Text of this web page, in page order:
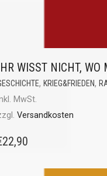
WISST NICHT, WO
, KRIEG&FRIEDEN,
MwSt.
Versandkosten
22,90